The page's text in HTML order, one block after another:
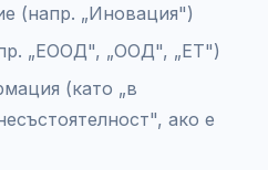
(напр. „Иновация")
„ЕООД", „ООД", „ЕТ")
(като „в
ако е